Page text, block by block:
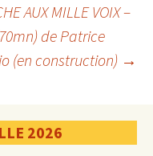
AUX MILLE VOIX –
de Patrice
(en construction) →
2026